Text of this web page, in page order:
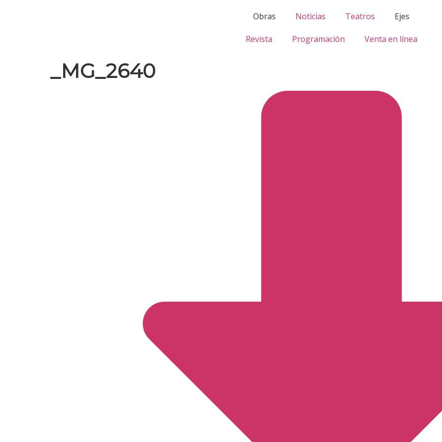
Obras Noticias Teatros Ejes
Revista Programación Venta en línea
_MG_2640